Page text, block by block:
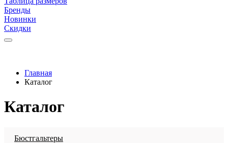
Бренды
Новинки
Скидки
Главная
Каталог
Каталог
Бюстгальтеры